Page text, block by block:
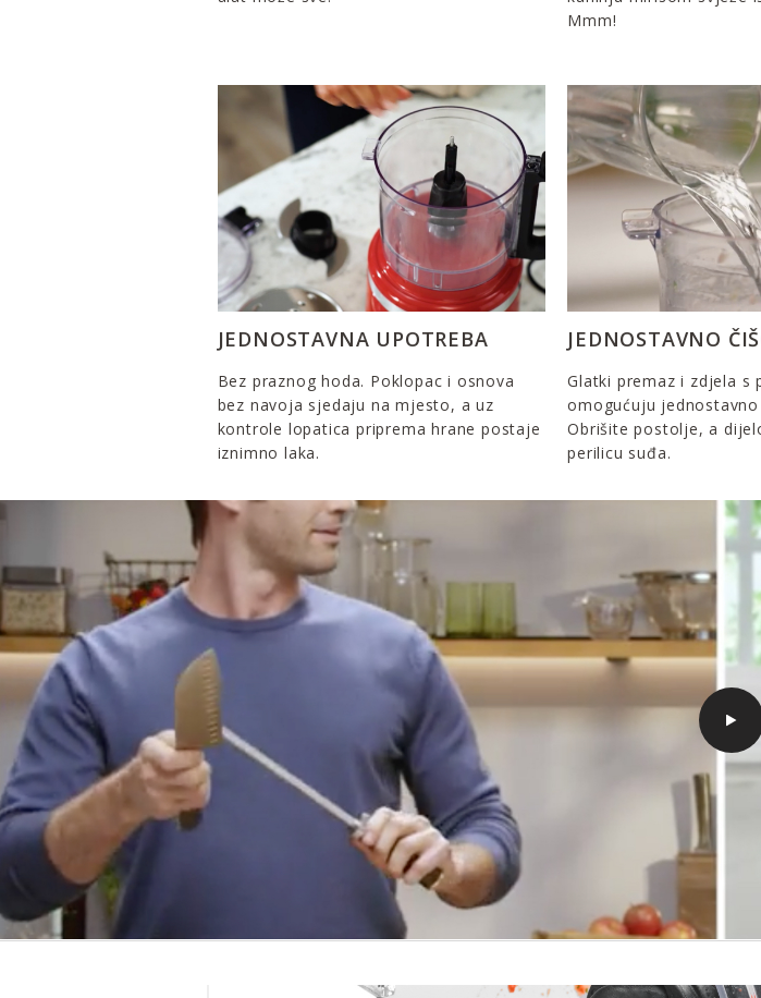
Mmm!
JEDNOSTAVNA UPOTREBA
Bez praznog hoda. Poklopac i osnova
bez navoja sjedaju na mjesto, a uz
kontrole lopatica priprema hrane postaje
iznimno laka.
JEDNOSTAVNO
Glatki premaz i zdjela s
omogućuju jednostavno
Obrišite postolje, a
perilicu suđa.